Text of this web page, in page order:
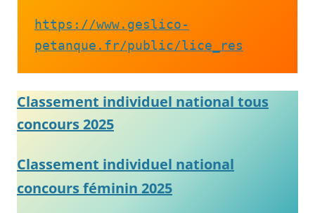
https://www.geslico-
petanque.fr/public/lice_res
Classement individuel national tous
concours 2025
Classement individuel national
concours féminin 2025